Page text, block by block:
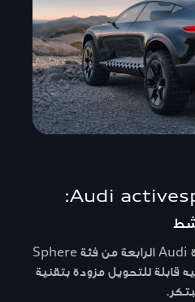
Audi activesphere concept:
رياضي، شغوف، أنيق: سيارة Audi الرابعة من فئة Sphere
للتحويل مزودة بتقنية